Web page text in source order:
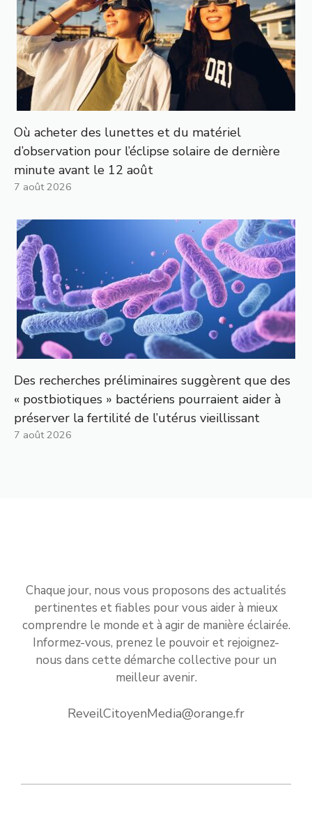
Où acheter des lunettes et du matériel
d’observation pour l’éclipse solaire de dernière
minute avant le 12 août
7 août 2026
Des recherches préliminaires suggèrent que des
« postbiotiques » bactériens pourraient aider à
préserver la fertilité de l’utérus vieillissant
7 août 2026
Chaque jour, nous vous proposons des actualités
pertinentes et fiables pour vous aider à mieux
comprendre le monde et à agir de manière éclairée.
Informez-vous, prenez le pouvoir et rejoignez-
nous dans cette démarche collective pour un
meilleur avenir.
ReveilCitoyenMedia@orange.fr